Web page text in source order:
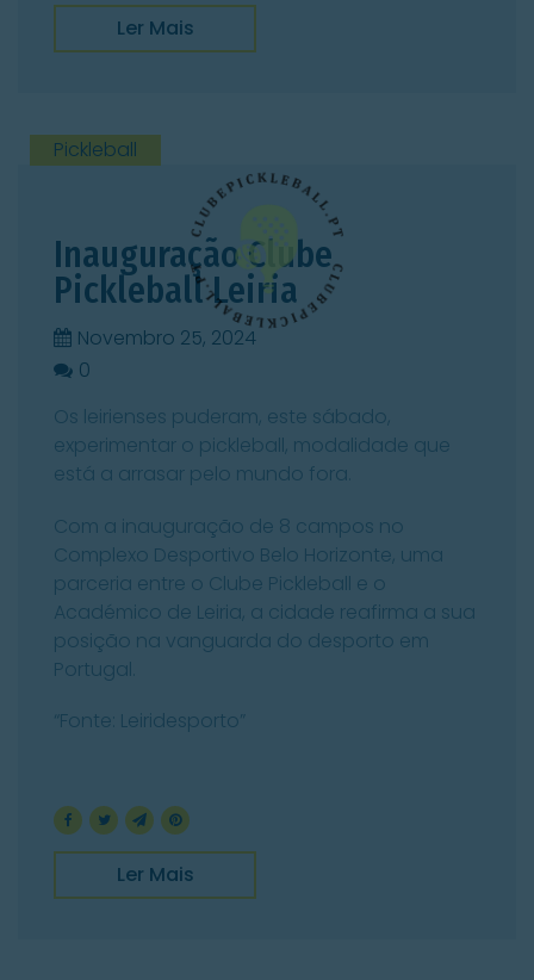
Ler Mais
Pickleball
Inauguração Clube
Pickleball Leiria
Novembro 25, 2024
0
0
Os leirienses puderam, este sábado,
experimentar o pickleball, modalidade que
está a arrasar pelo mundo fora.
Com a inauguração de 8 campos no
Complexo Desportivo Belo Horizonte, uma
parceria entre o Clube Pickleball e o
Académico de Leiria, a cidade reafirma a sua
posição na vanguarda do desporto em
Portugal.
“Fonte: Leiridesporto”
Ler Mais